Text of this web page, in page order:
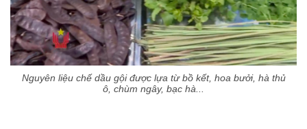
Nguyên liệu chế dầu gội được lựa từ bồ kết, hoa bưởi, hà thủ
ô, chùm ngây, bạc hà...